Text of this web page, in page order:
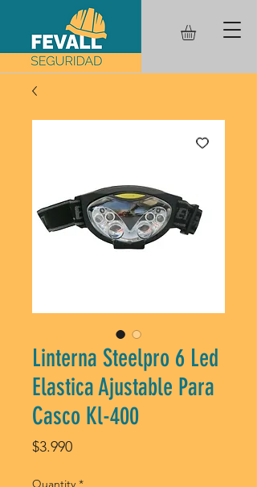
Linterna Steelpro 6 Led
Elastica Ajustable Para
Casco Kl-400
$3.990Price
Quantity *